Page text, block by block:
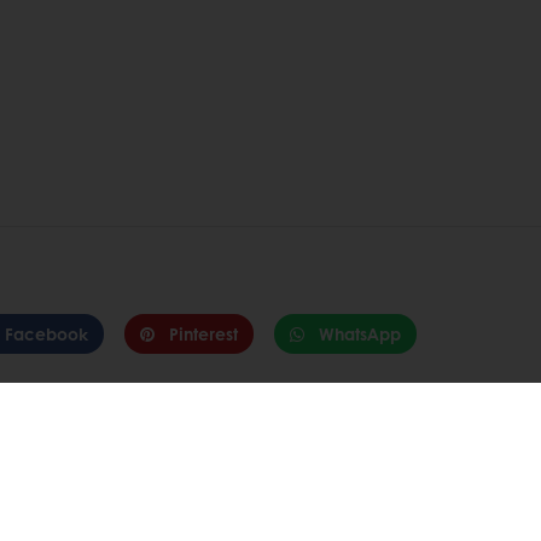
Facebook Pinterest WhatsApp